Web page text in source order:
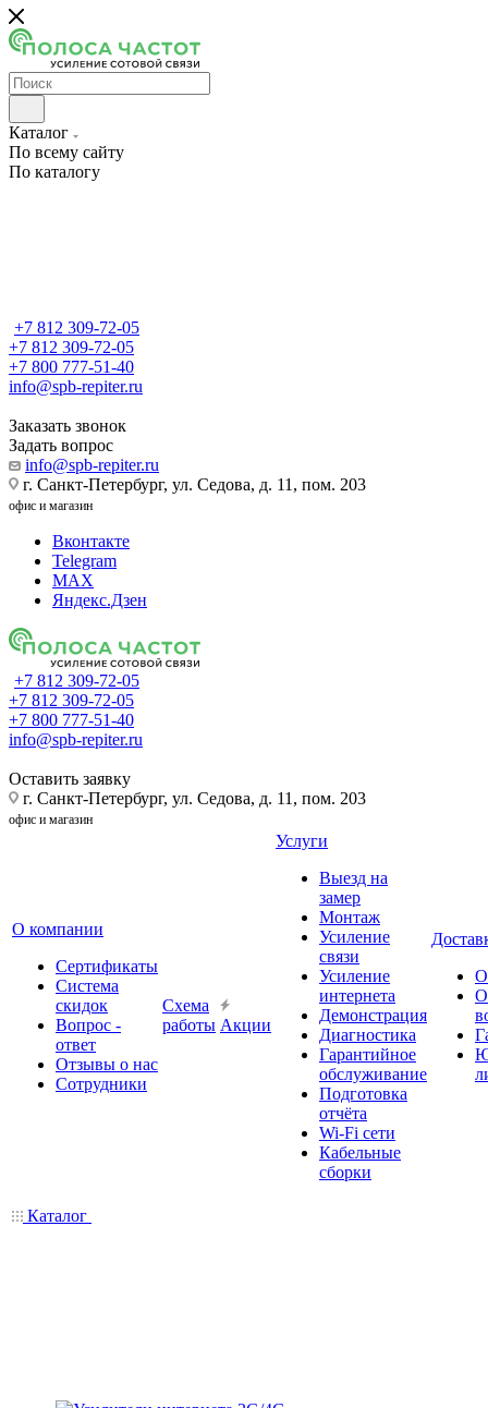
Каталог
По всему сайту
По каталогу
+7 812 309-72-05
+7 812 309-72-05
+7 800 777-51-40
info@spb-repiter.ru
Заказать звонок
Задать вопрос
info@spb-repiter.ru
г. Санкт-Петербург, ул. Седова, д. 11, пом. 203
офис и магазин
Вконтакте
Telegram
MAX
Яндекс.Дзен
+7 812 309-72-05
+7 812 309-72-05
+7 800 777-51-40
info@spb-repiter.ru
Оставить заявку
г. Санкт-Петербург, ул. Седова, д. 11, пом. 203
офис и магазин
О компании
Сертификаты
Система
скидок
Вопрос -
ответ
Отзывы о нас
Сотрудники
Схема
работы Акции
Услуги
Выезд на
замер
Монтаж
Усиление
связи
Усиление
интернета
Демонстрация
Диагностика
Гарантийное
обслуживание
Подготовка
отчёта
Wi-Fi сети
Кабельные
сборки
Каталог